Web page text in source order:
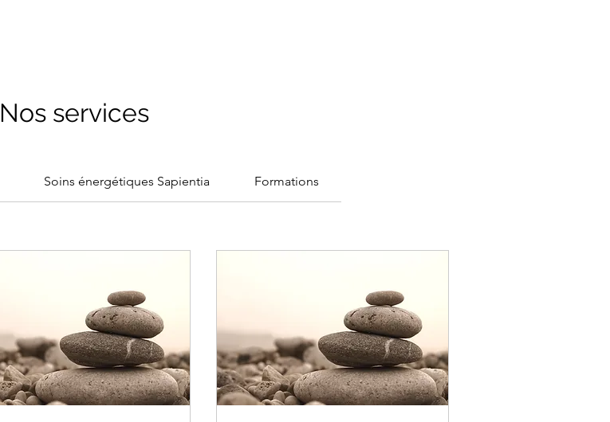
Nos services
Soins énergétiques Sapientia Formations